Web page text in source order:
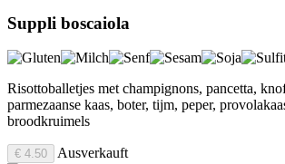
Suppli boscaiola
Risottoballetjes met champignons, pancetta,
parmezaanse kaas, boter, tijm, peper,
broodkruimels
€ 4.50 Ausverkauft